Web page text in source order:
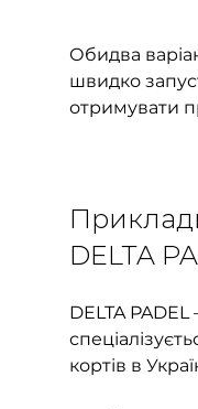
Обидва
швидко
отримувати
DELTA
DELTA
кортів в